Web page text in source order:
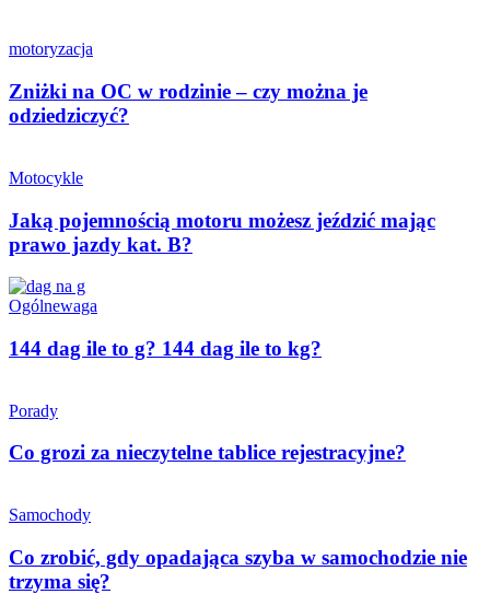
motoryzacja
Zniżki na OC w rodzinie – czy można je
odziedziczyć?
Motocykle
Jaką pojemnością motoru możesz jeździć mając
prawo jazdy kat. B?
Ogólnewaga
144 dag ile to g? 144 dag ile to kg?
Porady
Co grozi za nieczytelne tablice rejestracyjne?
Samochody
Co zrobić, gdy opadająca szyba w samochodzie nie
trzyma się?